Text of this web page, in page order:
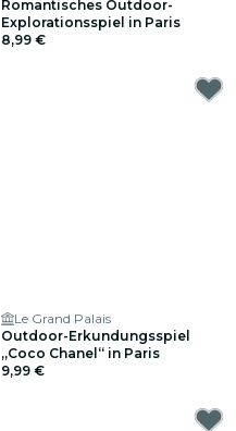
Romantisches Outdoor-
Explorationsspiel in Paris
8,99 €
Le Grand Palais
Outdoor-Erkundungsspiel
„Coco Chanel“ in Paris
9,99 €